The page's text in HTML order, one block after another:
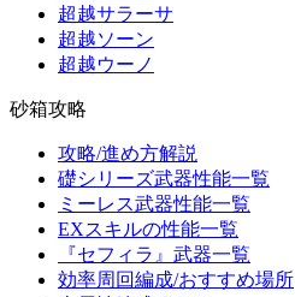
超越サラーサ
超越ソーン
超越ウーノ
砂箱攻略
攻略/進め方解説
礎シリーズ武器性能一覧
ミーレス武器性能一覧
EXスキルの性能一覧
『セフィラ』武器一覧
効率周回編成/おすすめ場所